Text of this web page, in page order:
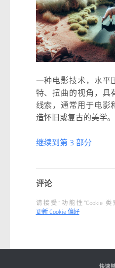
一种电影技术，水平
特、扭曲的视角，具
线索，通常用于电影
造怀旧或复古的美学。
继续到第 3 部分
评论
请接受“功能性”Cookie
更新 Cookie 偏好
快速